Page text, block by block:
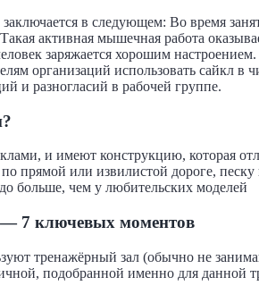
в следующем: Во время
активная мышечная работа
заряжается хорошим
организаций использовать сайкл
и разногласий в рабочей группе.
и имеют конструкцию, которая
прямой или извилистой дороге,
больше, чем у любительских моделей
7 ключевых моментов
тренажёрный зал (обычно не
подобранной именно для